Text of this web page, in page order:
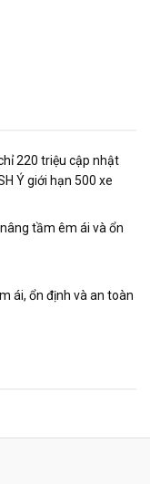
220 triệu cập nhật
Ý giới hạn 500 xe
tầm êm ái và ổn
ái, ổn định và an toàn